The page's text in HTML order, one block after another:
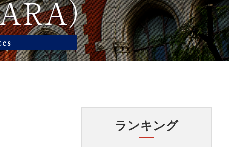
ランキング